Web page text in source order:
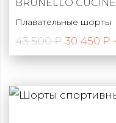
BRUNELLO
Плавательные шорты
43 500 ₽ 30 450 ₽